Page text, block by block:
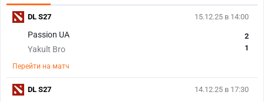
15.12.25 в 14:00
Passion UA
Yakult Bro
2
1
Перейти на матч
DL S27
14.12.25 в 17:30
DL S27